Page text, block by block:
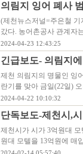
의림지 잉어 폐사
(제천뉴스저널=주은철
갔다. 농어촌공사 관계자
2024-04-23 12:43:25
긴급보도- 의림지
제천 의림지의 명물인 잉
란기를 맞아 금일(22일)
2024-04-22 10:10:32
단독보도-제천시,
제천시가 시가 3억원대
원대 모텔을 13억원에 매